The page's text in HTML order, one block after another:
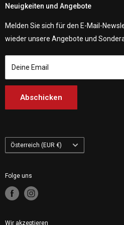
Customhoj Schweden AB 559326-0887
Vagnsvägen 4, 311 32 Falkenberg,
Neuigkeiten und Angebote
Melden Sie sich für den E-Mail-
wieder unsere Angebote und
Deine Email
Abschicken
Versandpolitik
Bedingungen der Dienstleistung
Customhoj Schweden
Customhoj Dänemark
Customhoj Deutschland
Customhoj Frankreich
Customhoj Italien
Customhoj Niederlande
Customhoj Finnland
Land/Region
Österreich (EUR €)
Folge uns
Wir akzeptieren